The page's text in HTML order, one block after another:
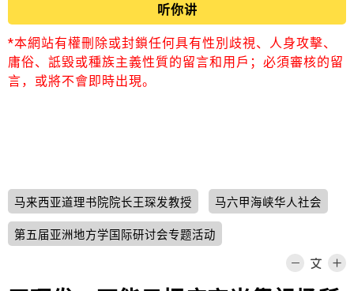
听你讲
*本網站有權刪除或封鎖任何具有性別歧視、人身攻擊、
庸俗、詆毀或種族主義性質的留言和用戶；必須審核的留
言，或將不會即時出現。
马来西亚道理书院院长王琛发教授 马六甲海峡华人社会
第五届亚洲地方学国际研讨会专题活动